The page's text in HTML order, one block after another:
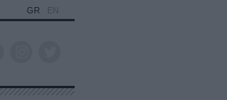
GR EN